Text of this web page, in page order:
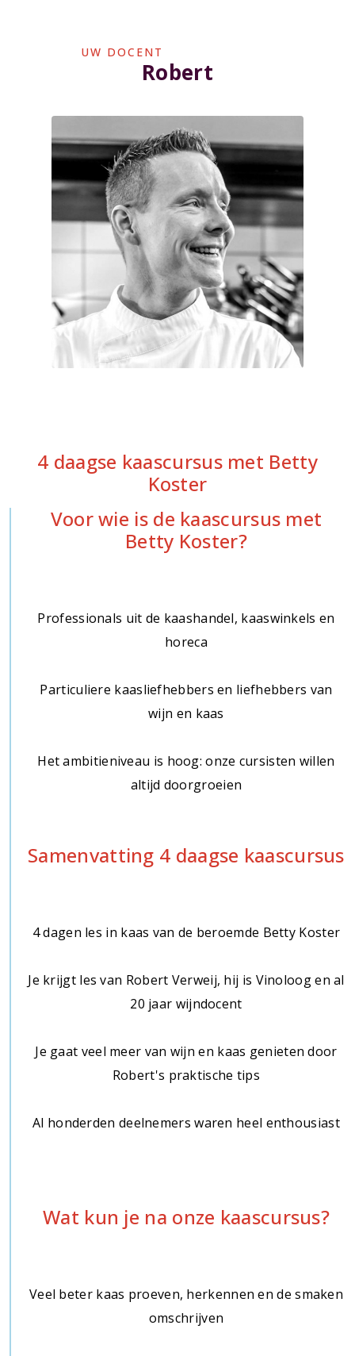
UW DOCENT
Robert
4 daagse kaascursus met Betty
Koster
Voor wie is de kaascursus met
Betty Koster?
Professionals uit de kaashandel, kaaswinkels en
horeca
Particuliere kaasliefhebbers en liefhebbers van
wijn en kaas
Het ambitieniveau is hoog: onze cursisten willen
altijd doorgroeien
Samenvatting 4 daagse kaascursus
4 dagen les in kaas van de beroemde Betty Koster
Je krijgt les van Robert Verweij, hij is Vinoloog en al
20 jaar wijndocent
Je gaat veel meer van wijn en kaas genieten door
Robert's praktische tips
Al honderden deelnemers waren heel enthousiast
Wat kun je na onze kaascursus?
Veel beter kaas proeven, herkennen en de smaken
omschrijven